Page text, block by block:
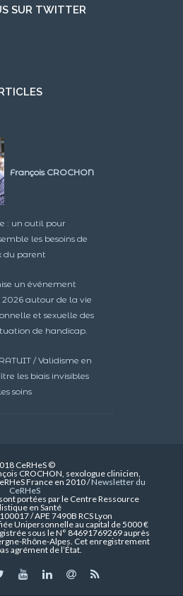
SUR TWITTER
François CROCHON
: un outil pour
les besoins de
du parent
un événement
autour de la vie
et sexuelle des
de handicap.
/ Validisme en
les biais invisibles
soins
CeRHeS ©
CROCHON, sexologue clinicien,
France en 2010 /Newsletter du
CeRHeS
portées par le Centre Ressource
en Santé
/ APE 7490B RCS Lyon
Unipersonnelle au capital de 5000 €
sous le N° 84691769269 auprès
Rhône-Alpes. Cet enregistrement
agrément de l’État.